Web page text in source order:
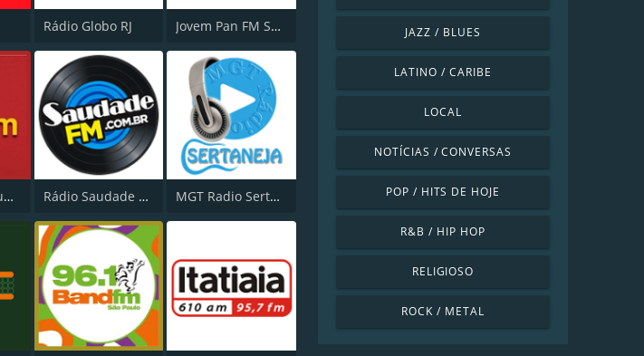
Rádio Globo RJ Jovem Pan FM São Paulo
Super Rádio Tupi FM Rádio Saudade FM 100.7 MGT Radio Sertaneja
JAZZ / BLUES
LATINO / CARIBE
LOCAL
NOTÍCIAS / CONVERSAS
POP / HITS DE HOJE
R&B / HIP HOP
RELIGIOSO
ROCK / METAL